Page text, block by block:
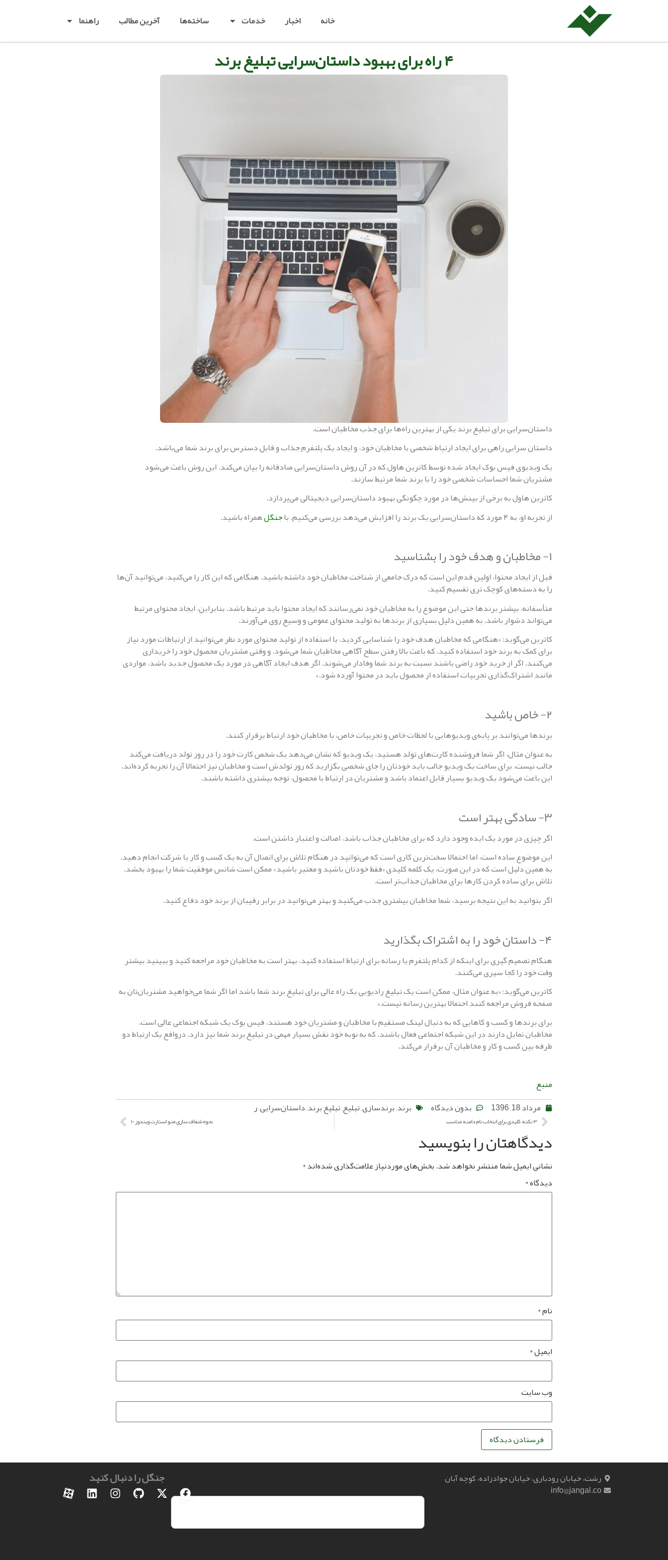
خانه اخبار خدمات ساخته‌ها آخرین مطالب راهنما
۴ راه برای بهبود داستان‌سرایی تبلیغ برند
داستان‌سرایی برای تبلیغ برند یکی از بهترین راه‌ها برای جذب مخاطبان است.
داستان سرایی راهی برای ایجاد ارتباط شخصی با مخاطبان خود، و ایجاد یک پلتفرم جذاب و قابل دسترس برای برند شما می‌باشد.
یک ویدیو‌ی فیس بوک ایجاد شده توسط کاترین هاول که در آن روش داستان‌سرایی صادقانه را بیان می‌کند. این روش باعث می‌شود
مشتریان شما احساسات شخصی خود را با برند شما مرتبط سازند.
کاترین هاول به برخی از بینش‌ها در مورد چگونگی بهبود داستان‌سرایی دیجیتالی می‌پردازد.
از تجربه او، به ۴ مورد که داستان‌سرایی یک برند را افزایش می‌دهد بررسی می‌کنیم. با
جنگلهمراه باشید.
۱- مخاطبان و هدف خود را بشناسید
قبل از ایجاد محتوا، اولین قدم این است که درک جامعی از شناخت مخاطبان خود داشته باشید. هنگامی که این کار را می‌کنید، می‌توانید آن‌ها
را به دسته‌های کوچک تری تقسیم کنید.
متأسفانه، بیشتر برند‌ها حتی این موضوع را به مخاطبان خود نمی‌رسانند که ایجاد محتوا باید مرتبط باشد. بنابراین، ایجاد محتوای مرتبط
می‌تواند دشوار باشد. به همین دلیل بسیاری از برند‌ها به تولید محتوای عمومی و وسیع روی می‌آورند.
کاترین می‌گوید: «هنگامی که مخاطبان هدف خود را شناسایی کردید، با استفاده از تولید محتوای مورد نظر می‌توانید از ارتباطات مورد نیاز
برای کمک به برند خود استفاده کنید. که باعث بالا رفتن سطح آگاهی مخاطبان شما می‌شود. و وقتی مشتریان محصول خود را خریداری
می‌کنند. اگر از خرید خود راضی باشند نسبت به برند شما وفادار می‌شوند. اگر هدف ایجاد آگاهی در مورد یک محصول جدید باشد، مواردی
مانند اشتراک‌گذاری تجربیات استفاده از محصول باید در محتوا آورده شود.»
۲- خاص باشید
برند‌ها می‌توانند بر پایه‌ی ویدیو‌هایی با لحظات خاص و تجربیات خاص، با مخاطبان خود ارتباط برقرار کنند.
به عنوان مثال، اگر شما فروشنده کارت‌های تولد هستید، یک ویدیو که نشان می‌دهد یک شخص کارت خود را در روز تولد دریافت می‌کند
جالب نیست. برای ساخت یک ویدیو جالب باید خود‌تان را جای شخصی بگزارید که روز تولدش است و مخاطبان نیز احتمالا آن را تجربه کرده‌اند.
این باعث می‌شود یک ویدیو بسیار قابل اعتماد باشد و مشتریان در ارتباط با محصول، توجه بیشتری داشته باشند.
۳- سادگی بهتر است
اگر چیزی در مورد یک ایده وجود دارد که برای مخاطبان جذاب باشد، اصالت و اعتبار داشتن است.
این موضوع ساده است، اما احتمالا سخت‌ترین کاری است که می‌توانید در هنگام تلاش برای اتصال آن به یک کسب و کار یا شرکت انجام دهید.
به همین دلیل است که در این صورت، یک کلمه کلیدی «فقط خودتان باشید و معتبر باشید» ممکن است شانس موفقیت شما را بهبود بخشد.
تلاش برای ساده کردن کار‌ها برای مخاطبان جذاب‌تر است.
اگر بتوانید به این نتیجه برسید، شما مخاطبان بیشتری جذب می‌کنید و بهتر می‌توانید در برابر رقیبان از برند خود دفاع کنید.
۴- داستان خود را به اشتراک بگذارید
هنگام تصمیم گیری برای اینکه از کدام پلتفرم یا رسانه برای ارتباط استفاده کنید، بهتر است به مخاطبان خود مراجعه کنید و ببینید بیشتر
وقت خود را کجا سپری می‌کنند.
کاترین می‌گوید: «به عنوان مثال، ممکن است یک تبلیغ رادیویی یک راه عالی برای تبلیغ برند شما باشد اما اگر شما می‌خواهید مشتریان‌تان به
صفحه فروش مراجعه کنند احتمالا بهترین رسانه نیست.»
برای برند‌ها و کسب و کا‌هایی که به دنبال لینک مستقیم با مخاطبان و مشتریان خود هستند، فیس بوک یک شبکه اجتماعی عالی است.
مخاطبان تمایل دارند در این شبکه اجتماعی فعال باشند. که به نوبه خود نقش بسیار مهمی در تبلیغ برند شما نیز دارد. درواقع یک ارتباط دو
طرفه بین کسب و کار و مخاطبان آن برقرار می‌کند.
منبع
مرداد 18, 1396
بدون دیدگاه برند,برندسازی,تبلیغ,تبلیغ برند,داستان‌سرایی,ر
۳ نکته کلیدی برای انتخاب نام دامنه مناسب نحوه شفاف سازی منو استارت ویندوز ۱۰
دیدگاهتان را بنویسید
نشانی ایمیل شما منتشر نخواهد شد.بخش‌های موردنیاز علامت‌گذاری شده‌اند*
دیدگاه*
نام*
ایمیل*
وب‌ سایت
رشت، خیابان رودباری، خیابان جوادزاده، کوچه آبان
info@jangal.co
جنگل را دنبال کنید